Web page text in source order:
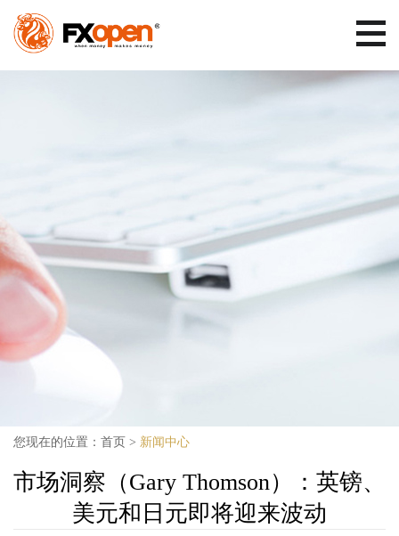
您现在的位置： 首页 > 新闻中心
市场洞察（Gary Thomson）：英镑、
美元和日元即将迎来波动